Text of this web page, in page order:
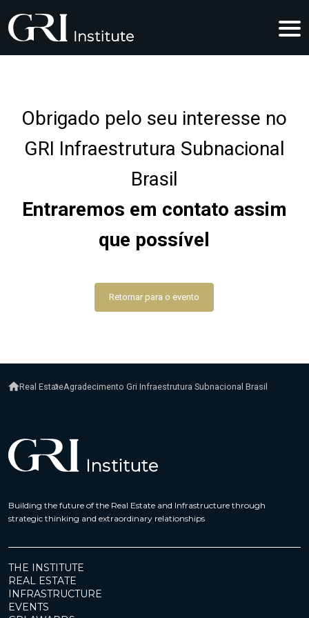
Obrigado pelo seu interesse no
GRI Infraestrutura Subnacional
Brasil
Entraremos em contato assim
que possível
Retornar para o evento
Real EstateAgradecimento Gri Infraestrutura Subnacional Brasil
Building the future of the Real Estate and Infrastructure through
strategic thinking and extraordinary relationships
THE INSTITUTE
REAL ESTATE
INFRASTRUCTURE
EVENTS